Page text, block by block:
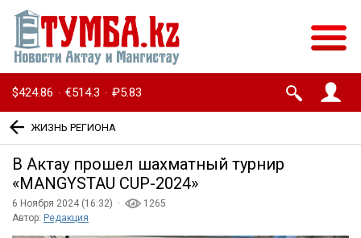
$424.86 · €514.3 · ₽5.83
ЖИЗНЬ РЕГИОНА
В Актау прошел шахматный турнир
«MANGYSTAU CUP-2024»
6 Ноября 2024 (16:32) ·
1265
Автор: Редакция